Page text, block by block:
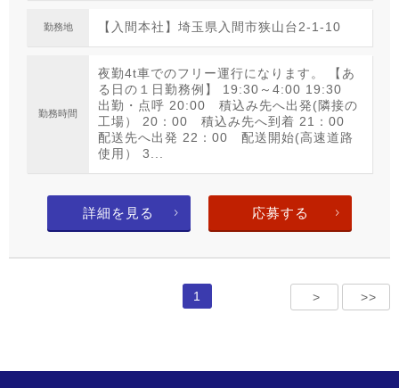
勤務地 【入間本社】埼玉県入間市狭山台2-1-10
勤務時間
夜勤4t車でのフリー運行になります。 【あ
る日の１日勤務例】 19:30～4:00 19:30
出勤・点呼 20:00 積込み先へ出発(隣接の
工場） 20：00 積込み先へ到着 21：00
配送先へ出発 22：00 配送開始(高速道路
使用） 3...
詳細を見る 応募する
1 > >>